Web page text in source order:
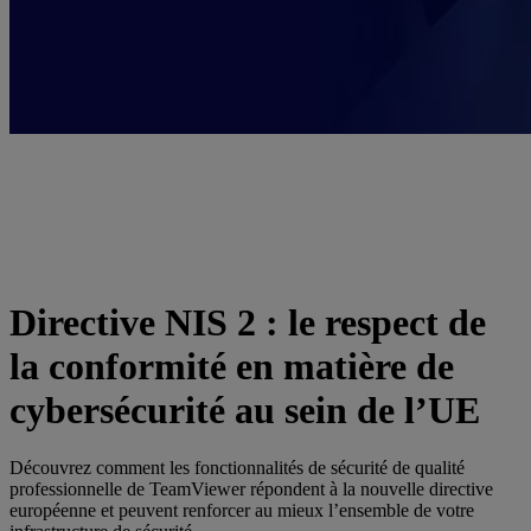
Directive NIS 2 : le respect de
la conformité en matière de
cybersécurité au sein de l’UE
Découvrez comment les fonctionnalités de sécurité de qualité
professionnelle de TeamViewer répondent à la nouvelle directive
européenne et peuvent renforcer au mieux l’ensemble de votre